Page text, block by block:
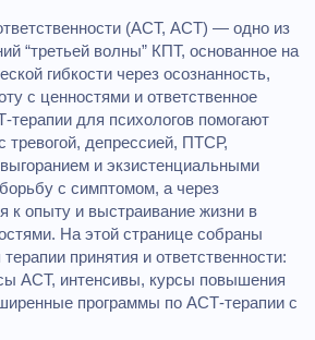
(ACT, АСТ) — одно из
“третьей волны” КПТ, основанное на
гибкости через осознанность,
с ценностями и ответственное
для психологов помогают
тревогой, депрессией, ПТСР,
и экзистенциальными
с симптомом, а через
к опыту и выстраивание жизни в
На этой странице собраны
принятия и ответственности:
ACT, интенсивы, курсы повышения
программы по АСТ‑терапии с